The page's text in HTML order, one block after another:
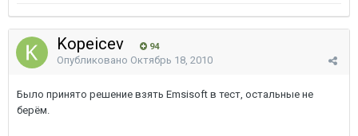
Kopeicev 94
Опубликовано Октябрь 18, 2010
Было принято решение взять Emsisoft в тест, остальные не
берём.